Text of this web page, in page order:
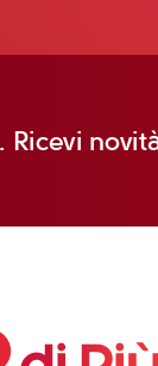
Ricevi